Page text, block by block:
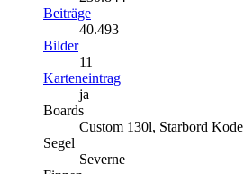
Beiträge
40.493
Bilder
11
Karteneintrag
ja
Boards
Custom 130l, Starbord Kode
Segel
Severne